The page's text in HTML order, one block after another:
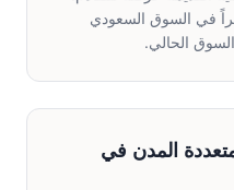
في السوق السعودي
الحالي.
المدن في